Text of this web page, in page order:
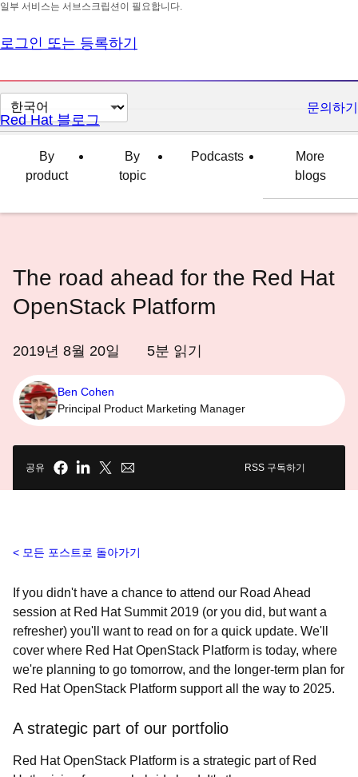
일부 서비스는 서브스크립션이 필요합니다.
로그인 또는 등록하기
페
이
변
문의하기
Red Hat 블로그
By
product
By
topic
Podcasts
More
blogs
The road ahead for the Red Hat
OpenStack Platform
2019년 8월 20일 5분 읽기
Ben Cohen
Principal Product Marketing Manager
공유 RSS 구독하기
모든 포스트로 돌아가기
If you didn't have a chance to attend our Road Ahead
session at Red Hat Summit 2019 (or you did, but want a
refresher) you'll want to read on for a quick update. We'll
cover where Red Hat OpenStack Platform is today, where
we're planning to go tomorrow, and the longer-term plan for
Red Hat OpenStack Platform support all the way to 2025.
A strategic part of our portfolio
Red Hat OpenStack Platform is a strategic part of Red